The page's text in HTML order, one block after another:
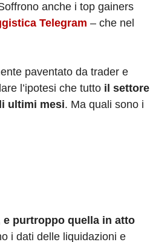
anche i top gainers
Telegram – che nel
paventato da trader e
l’ipotesi che tutto il settore
ultimi mesi. Ma quali sono i
purtroppo quella in atto
i dati delle liquidazioni e